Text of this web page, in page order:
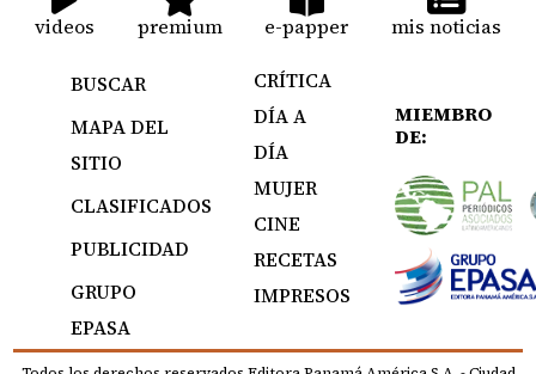
videos premium e-papper mis noticias
BUSCAR
MAPA DEL
SITIO
CLASIFICADOS
PUBLICIDAD
GRUPO
EPASA
CRÍTICA
DÍA A
DÍA
MUJER
CINE
RECETAS
IMPRESOS
MIEMBRO
DE: